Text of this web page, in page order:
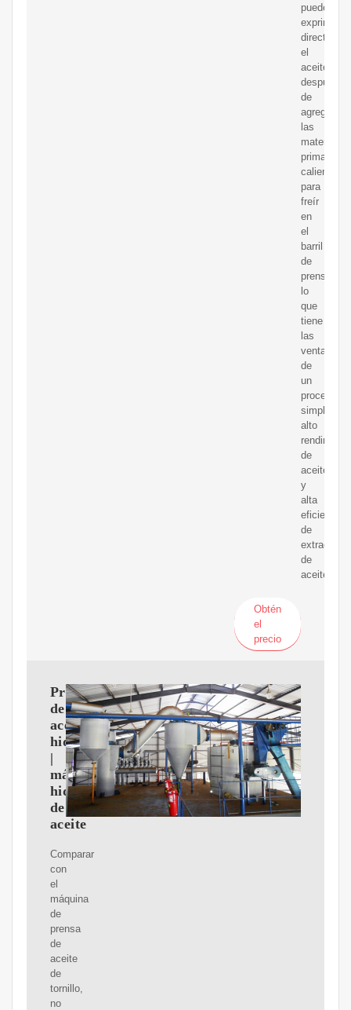
puede
exprimir
el
aceite
después
de
agregar
las
materias
primas
calientes
para
freír
en
el
barril
de
prensado,
lo
que
tiene
las
ventajas
de
un
proceso
simple,
alto
de
aceite
y
alta
eficiencia
de
extracción
de
aceite.
Obtén
el
precio
Prensa
de
aceite
hidráulica
|
máquina
hidráulica
de
aceite
Comparar
con
el
máquina
de
prensa
de
aceite
de
tornillo,
no